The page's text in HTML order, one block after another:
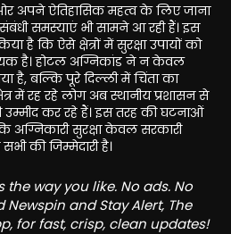
अपने ऐतिहासिक महत्व के लिए जाना
संबंधी समस्याएं भी सामने आ रही हैं। इस
है कि ऐसे क्षेत्रों में सुरक्षा उपायों को
है। होटल अग्निकांड ने न केवल
है, बल्कि पूरे दिल्ली में चिंता का
में रह रहे लोग अब स्थानीय प्रशासन से
उम्मीद कर रहे हैं। इस तरह की घटनाओं
अग्निकारी सुरक्षा केवल सरकारी
की जिम्मेदारी है।
the way you like. No ads. No
and Stay Alert, The
for fast, crisp, clean updates!